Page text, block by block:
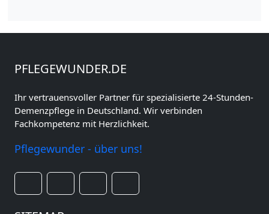
PFLEGEWUNDER.DE
Ihr vertrauensvoller Partner für spezialisierte 24-Stunden-
Demenzpflege in Deutschland. Wir verbinden
Fachkompetenz mit Herzlichkeit.
Pflegewunder - über uns!